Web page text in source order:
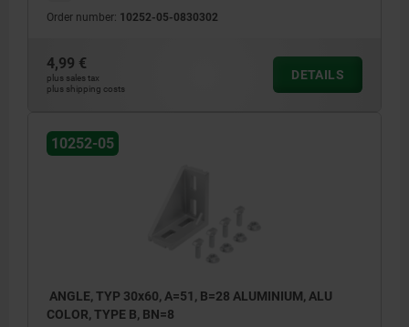
Order number: 10252-05-0830302
4,99 €
plus sales tax
plus shipping costs
DETAILS
10252-05
ANGLE, TYP 30x60, A=51, B=28 ALUMINIUM, ALU
COLOR, TYPE B, BN=8